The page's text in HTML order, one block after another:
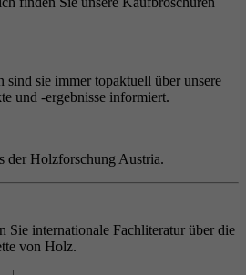
sie immer topaktuell über unsere
und -ergebnisse informiert.
der Holzforschung Austria.
Sie internationale Fachliteratur über die
von Holz.